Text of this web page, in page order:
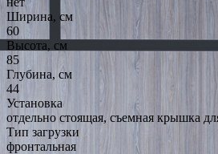
Ширина, см
60
Высота, см
85
Глубина, см
44
Установка
отдельно стоящая, съемная крышка
Тип загрузки
фронтальная